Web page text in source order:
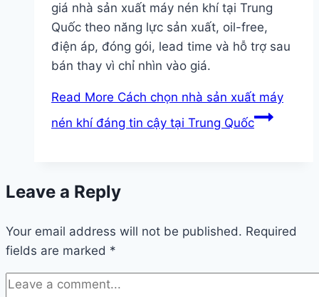
giá nhà sản xuất máy nén khí tại Trung
Quốc theo năng lực sản xuất, oil-free,
điện áp, đóng gói, lead time và hỗ trợ sau
bán thay vì chỉ nhìn vào giá.
Read More Cách chọn nhà sản xuất máy
nén khí đáng tin cậy tại Trung Quốc
Leave a Reply
Your email address will not be published. Required
fields are marked *